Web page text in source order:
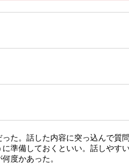
た。話した内容に突っ込んで質
準備しておくといい。話しやす
度かあった。